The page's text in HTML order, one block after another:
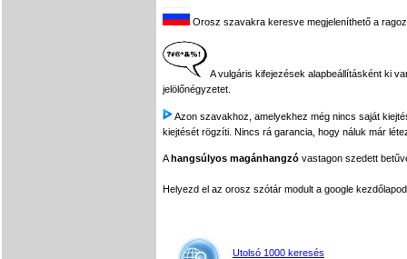
Orosz szavakra keresve megjeleníthető a
A vulgáris kifejezések alapbeállításként ki
jelölőnégyzetet.
Azon szavakhoz, amelyekhez még nincs saját
kiejtését rögzíti. Nincs rá garancia, hogy náluk már
Ahangsúlyos magánhangzó vastagon szedett
Helyezd el az orosz szótár modult a google
Utolsó 1000 keresés